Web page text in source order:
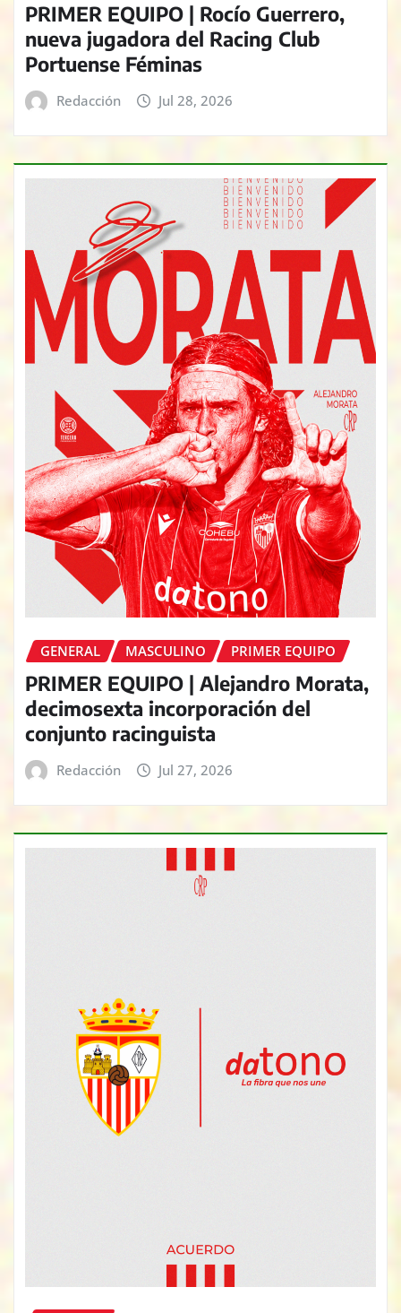
PRIMER EQUIPO | Rocío Guerrero,
nueva jugadora del Racing Club
Portuense Féminas
Redacción Jul 28, 2026
GENERAL MASCULINO PRIMER EQUIPO
PRIMER EQUIPO | Alejandro Morata,
decimosexta incorporación del
conjunto racinguista
Redacción Jul 27, 2026